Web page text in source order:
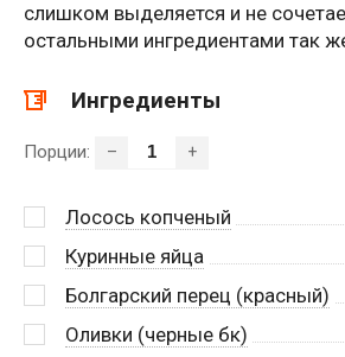
слишком выделяется и не
остальными ингредиентами так
Ингредиенты
Порции: – +
Лосось копченый
Куринные яйца
Болгарский перец (красный)
Оливки (черные бк)